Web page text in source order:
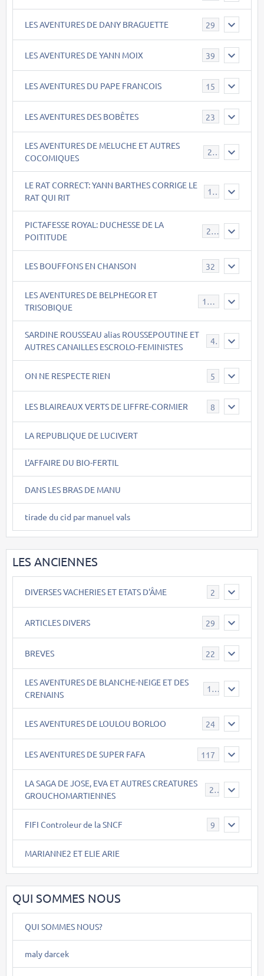
LES AVENTURES DE DANY BRAGUETTE 29
LES AVENTURES DE YANN MOIX 39
LES AVENTURES DU PAPE FRANCOIS 15
LES AVENTURES DES BOBÊTES 23
LES AVENTURES DE MELUCHE ET AUTRES
COCOMIQUES
22
LE RAT CORRECT: YANN BARTHES CORRIGE LE
RAT QUI RIT
15
PICTAFESSE ROYAL: DUCHESSE DE LA
POITITUDE
23
LES BOUFFONS EN CHANSON 32
LES AVENTURES DE BELPHEGOR ET
TRISOBIQUE
147
SARDINE ROUSSEAU alias ROUSSEPOUTINE ET
AUTRES CANAILLES ESCROLO-FEMINISTES
40
ON NE RESPECTE RIEN 5
LES BLAIREAUX VERTS DE LIFFRE-CORMIER 8
LA REPUBLIQUE DE LUCIVERT
L'AFFAIRE DU BIO-FERTIL
DANS LES BRAS DE MANU
tirade du cid par manuel vals
LES ANCIENNES
DIVERSES VACHERIES ET ETATS D'ÂME 2
ARTICLES DIVERS 29
BREVES 22
LES AVENTURES DE BLANCHE-NEIGE ET DES
CRENAINS
17
LES AVENTURES DE LOULOU BORLOO 24
LES AVENTURES DE SUPER FAFA 117
LA SAGA DE JOSE, EVA ET AUTRES CREATURES
GROUCHOMARTIENNES
26
FIFI Controleur de la SNCF 9
MARIANNE2 ET ELIE ARIE
QUI SOMMES NOUS
QUI SOMMES NOUS?
maly darcek